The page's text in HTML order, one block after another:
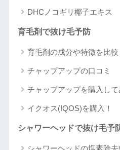
DHCノコギリ椰子エキス
育毛剤で抜け毛予防
育毛剤の成分や特徴を比較
チャップアップの口コミ
チャップアップを購入して
イクオス(IQOS)を購入！
シャワーヘッドで抜け毛予